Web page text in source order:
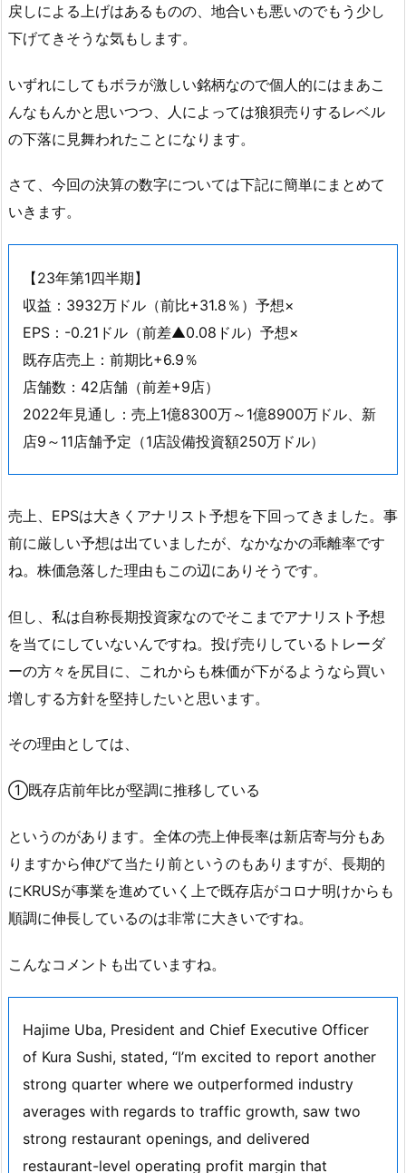
戻しによる上げはあるものの、地合いも悪いのでもう少し
下げてきそうな気もします。
いずれにしてもボラが激しい銘柄なので個人的にはまあこ
んなもんかと思いつつ、人によっては狼狽売りするレベル
の下落に見舞われたことになります。
さて、今回の決算の数字については下記に簡単にまとめて
いきます。
【23年第1四半期】
収益：3932万ドル（前比+31.8％）予想×
EPS：-0.21ドル（前差▲0.08ドル）予想×
既存店売上：前期比+6.9％
店舗数：42店舗（前差+9店）
2022年見通し：売上1億8300万～1億8900万ドル、新
店9～11店舗予定（1店設備投資額250万ドル）
売上、EPSは大きくアナリスト予想を下回ってきました。事
前に厳しい予想は出ていましたが、なかなかの乖離率です
ね。株価急落した理由もこの辺にありそうです。
但し、私は自称長期投資家なのでそこまでアナリスト予想
を当てにしていないんですね。投げ売りしているトレーダ
ーの方々を尻目に、これからも株価が下がるようなら買い
増しする方針を堅持したいと思います。
その理由としては、
①既存店前年比が堅調に推移している
というのがあります。全体の売上伸長率は新店寄与分もあ
りますから伸びて当たり前というのもありますが、長期的
にKRUSが事業を進めていく上で既存店がコロナ明けからも
順調に伸長しているのは非常に大きいですね。
こんなコメントも出ていますね。
Hajime Uba, President and Chief Executive Officer
of Kura Sushi, stated, “I’m excited to report another
strong quarter where we outperformed industry
averages with regards to traffic growth, saw two
strong restaurant openings, and delivered
restaurant-level operating profit margin that